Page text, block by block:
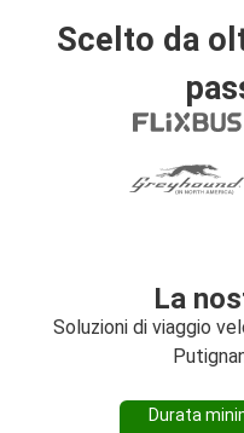
Scelto da
La
Soluzioni di viaggio
Durata